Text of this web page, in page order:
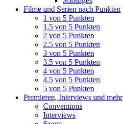
Filme und Serien nach Punkten
1 von 5 Punkten
1.5 von 5 Punkten
2 von 5 Punkten
2.5 von 5 Punkten
3 von 5 Punkten
3.5 von 5 Punkten
4 von 5 Punkten
4.5 von 5 Punkten
5 von 5 Punkten
Premieren, Interviews und mehr
Conventions
Interviews